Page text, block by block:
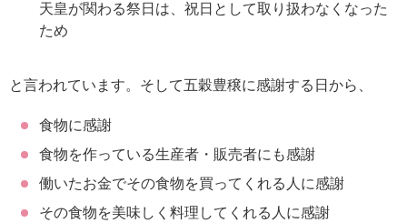
天皇が関わる祭日は、祝日として取り扱わなくなった
ため
と言われています。そして五穀豊穣に感謝する日から、
食物に感謝
食物を作っている生産者・販売者にも感謝
働いたお金でその食物を買ってくれる人に感謝
その食物を美味しく料理してくれる人に感謝